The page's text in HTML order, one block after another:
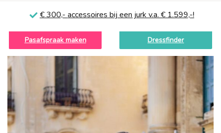
€ 300,- accessoires bij een jurk v.a. € 1.599,-!
Pasafspraak maken Dressfinder